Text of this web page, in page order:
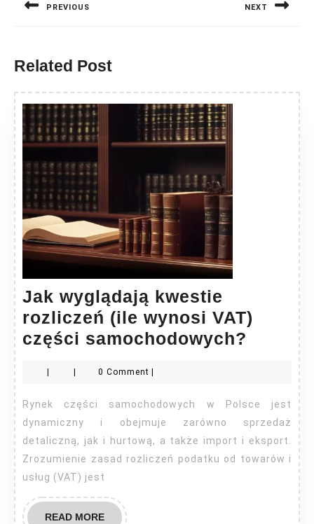
PREVIOUS NEXT
Related Post
Jak wyglądają kwestie
rozliczeń (ile wynosi VAT)
części samochodowych?
kwestie
(ile
wynosi
VAT)
części
0 Comment
Rynek części samochodowych w Polsce jest
dynamiczny i obejmuje zarówno sprzedaż
detaliczną, jak i hurtową, a także import i eksport.
Zrozumienie zasad rozliczeń podatku od towarów i
usług (VAT) jest
READ MOREREAD